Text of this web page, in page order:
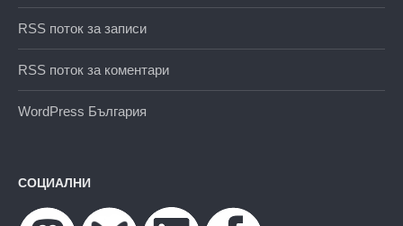
RSS поток за записи
RSS поток за коментари
WordPress България
СОЦИАЛНИ